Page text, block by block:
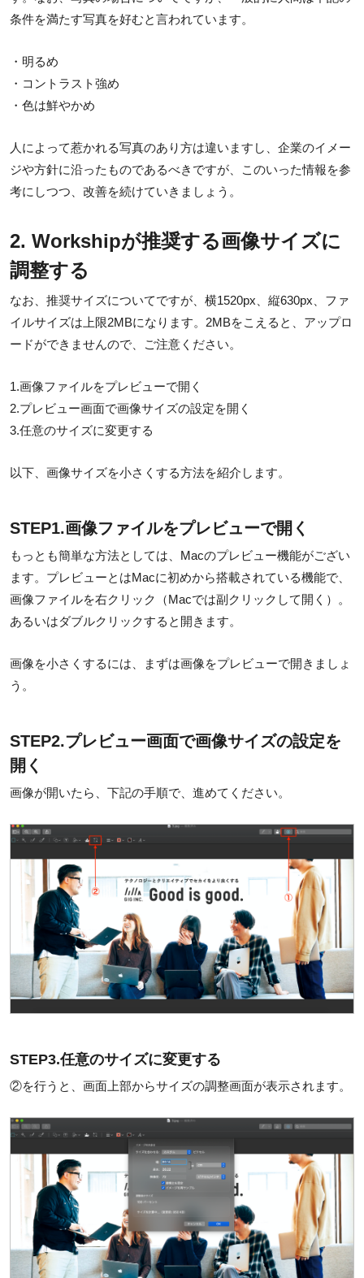
条件を満たす写真を好むと言われています。
・明るめ
・コントラスト強め
・色は鮮やかめ
人によって惹かれる写真のあり方は違いますし、企業のイメー
ジや方針に沿ったものであるべきですが、このいった情報を参
考にしつつ、改善を続けていきましょう。
2. Workshipが推奨する画像サイズに
調整する
なお、推奨サイズについてですが、横1520px、縦630px、ファ
イルサイズは上限2MBになります。2MBをこえると、アップロ
ードができませんので、ご注意ください。
1.画像ファイルをプレビューで開く
2.プレビュー画面で画像サイズの設定を開く
3.任意のサイズに変更する
以下、画像サイズを小さくする方法を紹介します。
STEP1.画像ファイルをプレビューで開く
もっとも簡単な方法としては、Macのプレビュー機能がござい
ます。プレビューとはMacに初めから搭載されている機能で、
画像ファイルを右クリック（Macでは副クリックして開く）。
あるいはダブルクリックすると開きます。
画像を小さくするには、まずは画像をプレビューで開きましょ
う。
STEP2.プレビュー画面で画像サイズの設定を
開く
画像が開いたら、下記の手順で、進めてください。
STEP3.任意のサイズに変更する
②を行うと、画面上部からサイズの調整画面が表示されます。